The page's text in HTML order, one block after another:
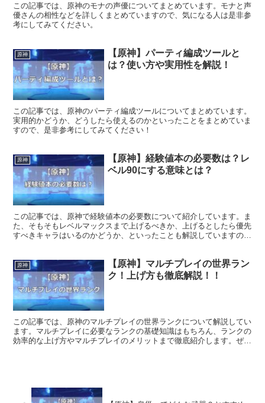
この記事では、原神のモナの声優についてまとめています。モナと声
優さんの相性などを詳しくまとめていますので、気になる人は是非参
考にしてみてください。
原神
【原神】パーティ編成ツールと
は？使い方や実用性を解説！
この記事では、原神のパーティ編成ツールについてまとめています。
実用的かどうか、どうしたら使えるのかといったことをまとめていま
すので、是非参考にしてみてください！
原神
【原神】経験値本の必要数は？レ
ベル90にする意味とは？
この記事では、原神で経験値本の必要数について紹介しています。ま
た、そもそもレベルマックスまで上げるべきか、上げるとしたら優先
すべきキャラはいるのかどうか、といったことも解説していますの
原神
【原神】マルチプレイの世界ラン
ク！上げ方も徹底解説！！
この記事では、原神のマルチプレイの世界ランクについて解説してい
ます。マルチプレイに必要なランクの基礎知識はもちろん、ランクの
効率的な上げ方やマルチプレイのメリットまで徹底紹介します。ぜひ